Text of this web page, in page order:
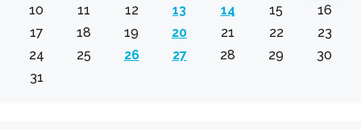
10
11 12 13 14 15
16
17
18 19 20 21 22
23
24
25 26 27 28 29
30
31